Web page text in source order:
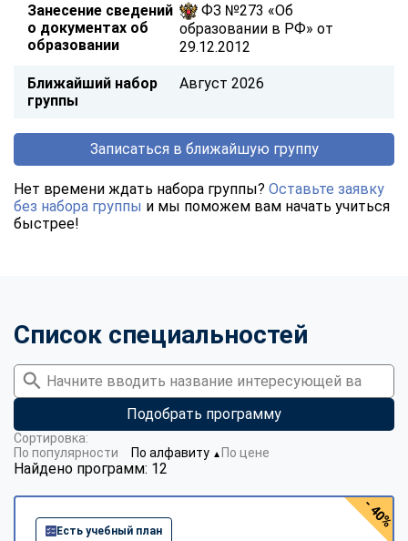
Занесение сведений
о документах об
образовании
ФЗ №273 «Об
образовании в РФ» от
29.12.2012
Ближайший набор
группы
Август 2026
Записаться в ближайшую группу
Нет времени ждать набора группы? Оставьте заявку
без набора группы и мы поможем вам начать учиться
быстрее!
Список специальностей
Подобрать программу
Найдено программ: 12
Сортировка:
По популярности
По алфавиту ▼ По цене
Есть учебный план
- 40%